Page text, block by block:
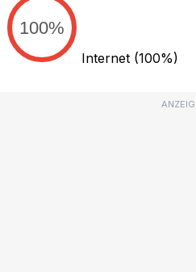
100%
Internet (100%)